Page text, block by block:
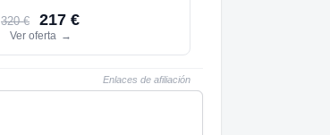
320 € 217 €
Ver oferta →
Enlaces de afiliación